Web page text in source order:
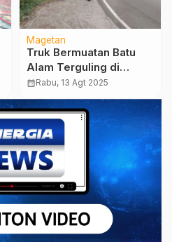
Magetan
Truk Bermuatan Batu
Alam Terguling di
Tikungan Sarangan,
Pasutri Alami Luka
Serius
calendar_monthRabu, 13 Agt 2025